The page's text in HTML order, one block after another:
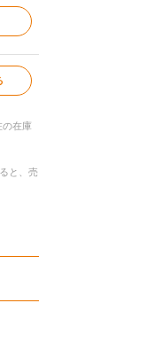
在庫
と、売